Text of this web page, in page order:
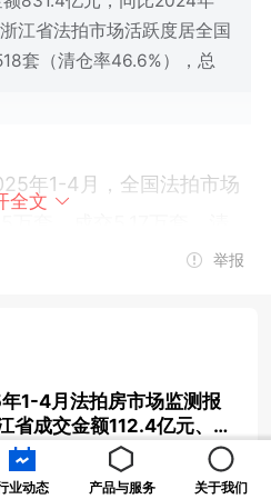
江省法拍市场活跃度居全国
套（清仓率46.6%），总
年1-4月，全国法拍市场
831.4亿元，同比2024年
交4518套（清仓率
拍房市场趋势
全文
举报
1-4月法拍房市场监测报
省成交金额112.4亿元、清
杭州、温州领跑
05-09 17:29:37
业动态 产品与服务 关于我们